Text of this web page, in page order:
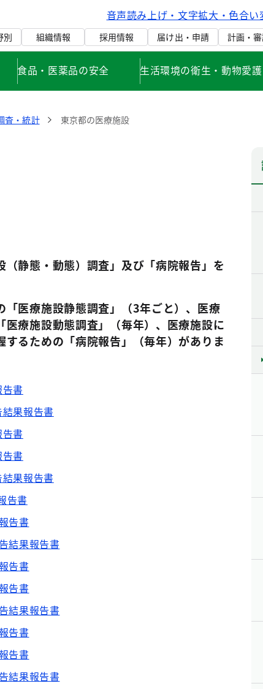
音声読み上げ・文字拡大・色合い
別 組織情報 採用情報 届け出・申請 計画・
食品・医薬品の安全 生活環境の衛生・動物愛護
査・統計 東京都の医療施設
静態・動態）調査」及び「病院報告」を
医療施設静態調査」（3年ごと）、医療
療施設動態調査」（毎年）、医療施設に
るための「病院報告」（毎年）がありま
書
果報告書
書
書
果報告書
告書
告書
結果報告書
告書
告書
結果報告書
告書
告書
結果報告書